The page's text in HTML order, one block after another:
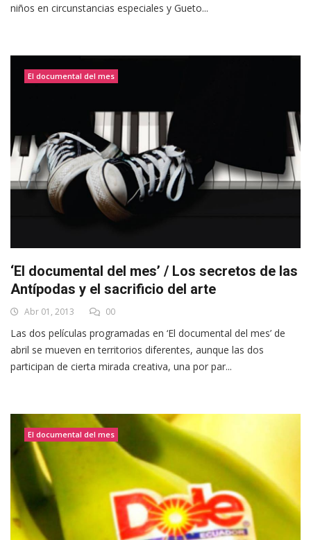
niños en circunstancias especiales y Gueto...
El documental del mes
‘El documental del mes’ / Los secretos de las
Antípodas y el sacrificio del arte
Abr 01, 2013 00
Las dos películas programadas en ‘El documental del mes’ de
abril se mueven en territorios diferentes, aunque las dos
participan de cierta mirada creativa, una por par...
El documental del mes